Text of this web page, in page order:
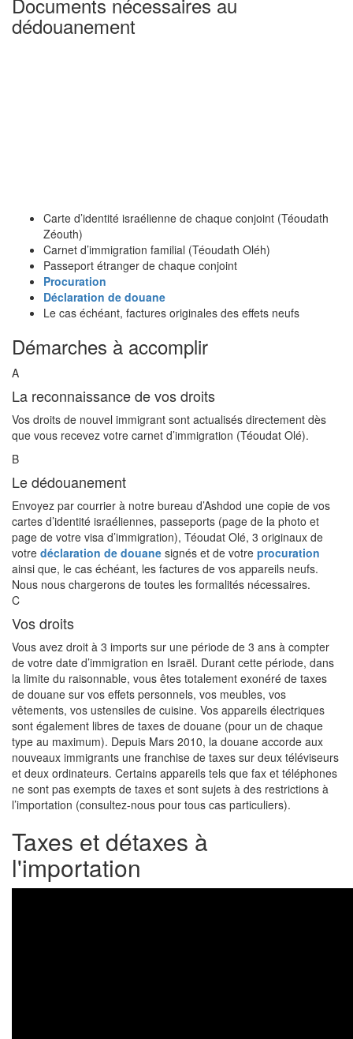
dédouanement
Carte d’identité israélienne de chaque conjoint (Téoudath
Zéouth)
Carnet d’immigration familial (Téoudath Oléh)
Passeport étranger de chaque conjoint
Procuration
Déclaration de douane
Le cas échéant, factures originales des effets neufs
Démarches à accomplir
A
La reconnaissance de vos droits
Vos droits de nouvel immigrant sont actualisés directement dès
que vous recevez votre carnet d’immigration (Téoudat Olé).
B
Le dédouanement
Envoyez par courrier à notre bureau d’Ashdod une copie de vos
cartes d’identité israéliennes, passeports (page de la photo et
page de votre visa d’immigration), Téoudat Olé, 3 originaux de
votre déclaration de douane signés et de votre procuration
ainsi que, le cas échéant, les factures de vos appareils neufs.
Nous nous chargerons de toutes les formalités nécessaires.
C
Vos droits
Vous avez droit à 3 imports sur une période de 3 ans à compter
de votre date d’immigration en Israël. Durant cette période, dans
la limite du raisonnable, vous êtes totalement exonéré de taxes
de douane sur vos effets personnels, vos meubles, vos
vêtements, vos ustensiles de cuisine. Vos appareils électriques
sont également libres de taxes de douane (pour un de chaque
type au maximum). Depuis Mars 2010, la douane accorde aux
nouveaux immigrants une franchise de taxes sur deux téléviseurs
et deux ordinateurs. Certains appareils tels que fax et téléphones
ne sont pas exempts de taxes et sont sujets à des restrictions à
l’importation (consultez-nous pour tous cas particuliers).
Taxes et détaxes à
l'importation